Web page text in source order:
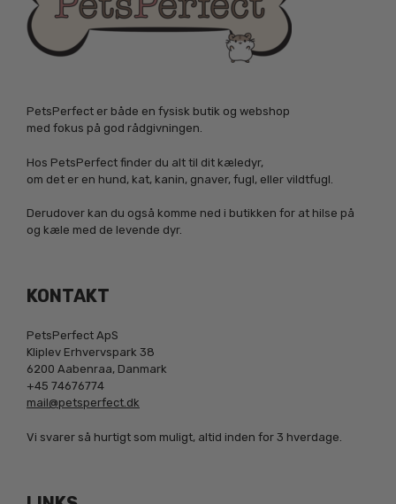
PetsPerfect er både en fysisk butik og webshop
med fokus på god rådgivningen.
Hos PetsPerfect finder du alt til dit kæledyr,
om det er en hund, kat, kanin, gnaver, fugl, eller vildtfugl.
Derudover kan du også komme ned i butikken for at hilse på
og kæle med de levende dyr.
KONTAKT
PetsPerfect ApS
Kliplev Erhvervspark 38
6200 Aabenraa, Danmark
+45 74676774
mail@petsperfect.dk
Vi svarer så hurtigt som muligt, altid inden for 3 hverdage.